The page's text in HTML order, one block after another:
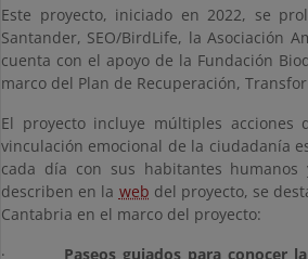
Este proyecto, iniciado en 2022, se
Santander, SEO/BirdLife, la Asociación
cuenta con el apoyo de la Fundación
marco del Plan de Recuperación,
El proyecto incluye múltiples
vinculación emocional de la ciudadanía
cada día con sus habitantes
describen en la web del proyecto, se
Cantabria en el marco del proyecto:
· Paseos guiados para conocer